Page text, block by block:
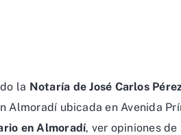
la Notaría de José Carlos
Almoradí ubicada en Avenida
en Almoradí, ver opiniones